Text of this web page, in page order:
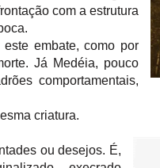
com a estrutura
embate, como por
Já Medéia, pouco
comportamentais,
criatura.
ou desejos. É,